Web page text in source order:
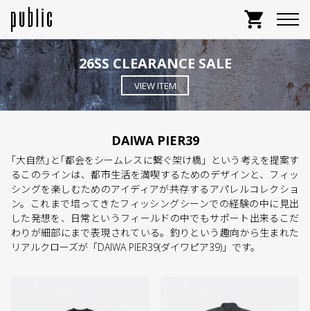
shopping_cart
26SS CLEARANCE SALE
VIEW ITEM
DAIWA PIER39
｢大自然｣と｢都会をシームレスに繋ぐ架け橋」という考えを提案す
るこのラインは、都市生活を満喫するためのデザインと、フィッ
シングを楽しむためのアイディアが共存するアパレルコレクショ
ン。これまで培ってきたフィッシングシーンでの経験の中に見出
した発想を、日常というフィールドの中でもサポート出来るこだ
わりが細部にまで表現されている。釣りという趣向から生まれた
リアルクローズが「DAIWA PIER39(ダイワピア39)」です。